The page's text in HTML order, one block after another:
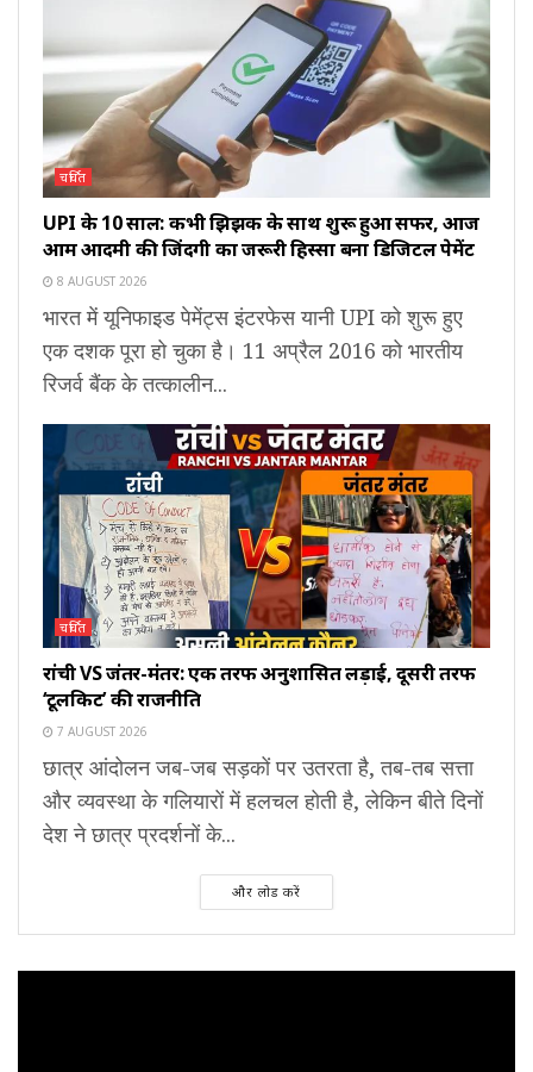
चर्चित
UPI के 10 साल: कभी झिझक के साथ शुरू हुआ सफर, आज
आम आदमी की जिंदगी का जरूरी हिस्सा बना डिजिटल पेमेंट
8 AUGUST 2026
भारत में यूनिफाइड पेमेंट्स इंटरफेस यानी UPI को शुरू हुए
एक दशक पूरा हो चुका है। 11 अप्रैल 2016 को भारतीय
रिजर्व बैंक के तत्कालीन...
चर्चित
रांची VS जंतर-मंतर: एक तरफ अनुशासित लड़ाई, दूसरी तरफ
‘टूलकिट’ की राजनीति
7 AUGUST 2026
छात्र आंदोलन जब-जब सड़कों पर उतरता है, तब-तब सत्ता
और व्यवस्था के गलियारों में हलचल होती है, लेकिन बीते दिनों
देश ने छात्र प्रदर्शनों के...
और लोड करें